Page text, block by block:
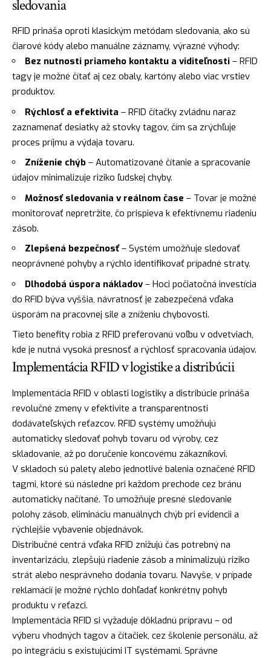
sledovania
RFID prináša oproti klasickým metódam sledovania, ako sú
čiarové kódy alebo manuálne záznamy, výrazné výhody:
Bez nutnosti priameho kontaktu a viditeľnosti – RFID
tagy je možné čítať aj cez obaly, kartóny alebo viac vrstiev
produktov.
Rýchlosť a efektivita – RFID čítačky zvládnu naraz
zaznamenať desiatky až stovky tagov, čím sa zrýchľuje
proces príjmu a výdaja tovaru.
Zníženie chýb – Automatizované čítanie a spracovanie
údajov minimalizuje riziko ľudskej chyby.
Možnosť sledovania v reálnom čase – Tovar je možné
monitorovať nepretržite, čo prispieva k efektívnemu riadeniu
zásob.
Zlepšená bezpečnosť– Systém umožňuje sledovať
neoprávnené pohyby a rýchlo identifikovať prípadné straty.
Dlhodobá úspora nákladov– Hoci počiatočná investícia
do RFID býva vyššia, návratnosť je zabezpečená vďaka
úsporám na pracovnej sile a zníženiu chybovosti.
Tieto benefity robia z RFID preferovanú voľbu v odvetviach,
kde je nutná vysoká presnosť a rýchlosť spracovania údajov.
Implementácia RFID v logistike a distribúcii
Implementácia RFID v oblasti logistiky a distribúcie prináša
revolučné zmeny v efektivite a transparentnosti
dodávateľských reťazcov. RFID systémy umožňujú
automaticky sledovať pohyb tovaru od výroby, cez
skladovanie, až po doručenie koncovému zákazníkovi.
V skladoch sú palety alebo jednotlivé balenia označené RFID
tagmi, ktoré sú následne pri každom prechode cez bránu
automaticky načítané. To umožňuje presné sledovanie
polohy zásob, elimináciu manuálnych chýb pri evidencii a
rýchlejšie vybavenie objednávok.
Distribučné centrá vďaka RFID znižujú čas potrebný na
inventarizáciu, zlepšujú riadenie zásob a minimalizujú riziko
strát alebo nesprávneho dodania tovaru. Navyše, v prípade
reklamácií je možné rýchlo dohľadať konkrétny pohyb
produktu v reťazci.
Implementácia RFID si vyžaduje dôkladnú prípravu – od
výberu vhodných tagov a čítačiek, cez školenie personálu, až
po integráciu s existujúcimi IT systémami. Správne